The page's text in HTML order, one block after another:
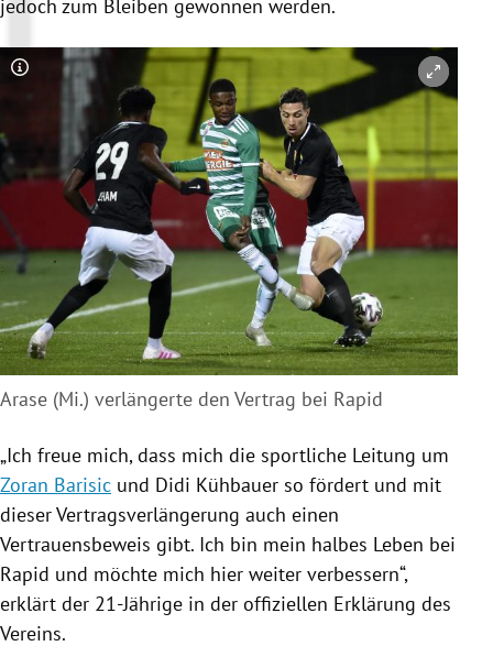
jedoch zum Bleiben gewonnen werden.
Copyright-Hinweis öffnen/schließen
Arase (Mi.) verlängerte den Vertrag bei Rapid
„Ich freue mich, dass mich die sportliche Leitung um
Zoran Barisic und Didi Kühbauer so fördert und mit
dieser Vertragsverlängerung auch einen
Vertrauensbeweis gibt. Ich bin mein halbes Leben bei
Rapid und möchte mich hier weiter verbessern“,
erklärt der 21-Jährige in der offiziellen Erklärung des
Vereins.